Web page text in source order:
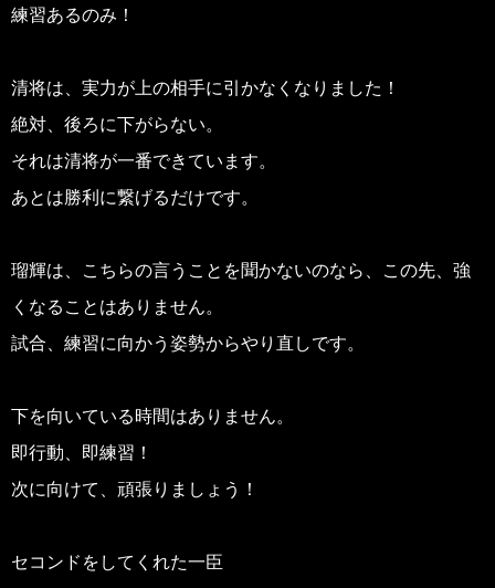
練習あるのみ！
清将は、実力が上の相手に引かなくなりました！
絶対、後ろに下がらない。
それは清将が一番できています。
あとは勝利に繋げるだけです。
瑠輝は、こちらの言うことを聞かないのなら、この先、強
くなることはありません。
試合、練習に向かう姿勢からやり直しです。
下を向いている時間はありません。
即行動、即練習！
次に向けて、頑張りましょう！
セコンドをしてくれた一臣